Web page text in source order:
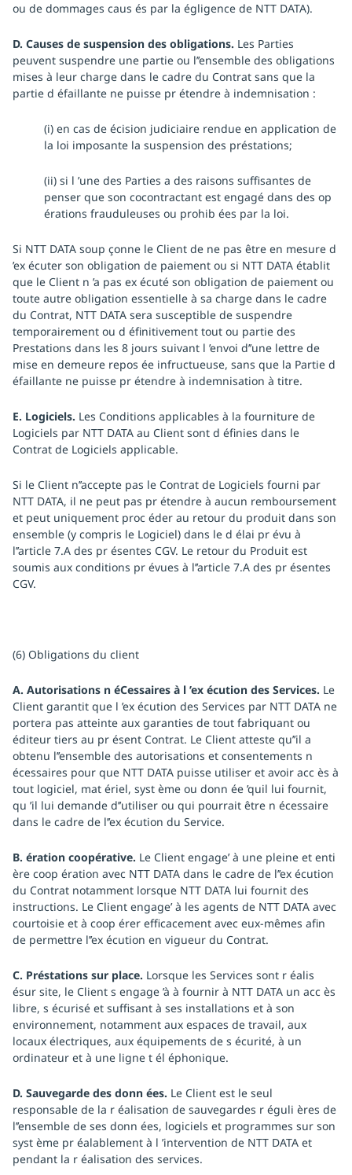
ou de dommages caus és par la égligence de NTT DATA).
D. Causes de suspension des obligations. Les Parties
peuvent suspendre une partie ou l’’ensemble des obligations
mises à leur charge dans le cadre du Contrat sans que la
partie d éfaillante ne puisse pr étendre à indemnisation :
(i) en cas de écision judiciaire rendue en application de
la loi imposante la suspension des préstations;
(ii) si l ’une des Parties a des raisons suffisantes de
penser que son cocontractant est engagé dans des op
érations frauduleuses ou prohib ées par la loi.
Si NTT DATA soup çonne le Client de ne pas être en mesure d
’ex écuter son obligation de paiement ou si NTT DATA établit
que le Client n ’a pas ex écuté son obligation de paiement ou
toute autre obligation essentielle à sa charge dans le cadre
du Contrat, NTT DATA sera susceptible de suspendre
temporairement ou d éfinitivement tout ou partie des
Prestations dans les 8 jours suivant l ’envoi d’’une lettre de
mise en demeure repos ée infructueuse, sans que la Partie d
éfaillante ne puisse pr étendre à indemnisation à titre.
E. Logiciels. Les Conditions applicables à la fourniture de
Logiciels par NTT DATA au Client sont d éfinies dans le
Contrat de Logiciels applicable.
Si le Client n’’accepte pas le Contrat de Logiciels fourni par
NTT DATA, il ne peut pas pr étendre à aucun remboursement
et peut uniquement proc éder au retour du produit dans son
ensemble (y compris le Logiciel) dans le d élai pr évu à
l’’article 7.A des pr ésentes CGV. Le retour du Produit est
soumis aux conditions pr évues à l’’article 7.A des pr ésentes
CGV.
(6) Obligations du client
A. Autorisations n éCessaires à l ’ex écution des Services. Le
Client garantit que l ’ex écution des Services par NTT DATA ne
portera pas atteinte aux garanties de tout fabriquant ou
éditeur tiers au pr ésent Contrat. Le Client atteste qu’’il a
obtenu l’’ensemble des autorisations et consentements n
écessaires pour que NTT DATA puisse utiliser et avoir acc ès à
tout logiciel, mat ériel, syst ème ou donn ée ’quil lui fournit,
qu ’il lui demande d’’utiliser ou qui pourrait être n écessaire
dans le cadre de l’’ex écution du Service.
B. ération coopérative. Le Client engage’ à une pleine et enti
ère coop ération avec NTT DATA dans le cadre de l’’ex écution
du Contrat notamment lorsque NTT DATA lui fournit des
instructions. Le Client engage’ à les agents de NTT DATA avec
courtoisie et à coop érer efficacement avec eux-mêmes afin
de permettre l’’ex écution en vigueur du Contrat.
C. Préstations sur place. Lorsque les Services sont r éalis
ésur site, le Client s engage ’à à fournir à NTT DATA un acc ès
libre, s écurisé et suffisant à ses installations et à son
environnement, notamment aux espaces de travail, aux
locaux électriques, aux équipements de s écurité, à un
ordinateur et à une ligne t él éphonique.
D. Sauvegarde des donn ées. Le Client est le seul
responsable de la r éalisation de sauvegardes r éguli ères de
l’’ensemble de ses donn ées, logiciels et programmes sur son
syst ème pr éalablement à l ’intervention de NTT DATA et
pendant la r éalisation des services.